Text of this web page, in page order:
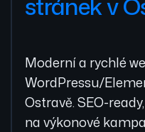
Moderní a rychlé
WordPressu/
Ostravě. SEO-
na výkonové